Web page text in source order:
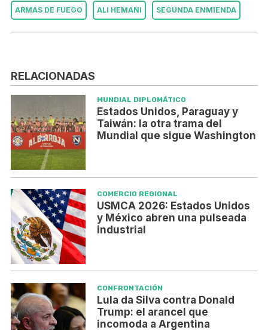
ARMAS DE FUEGO ALI HEMANI SEGUNDA ENMIENDA
RELACIONADAS
MUNDIAL DIPLOMÁTICO
Estados Unidos, Paraguay y
Taiwán: la otra trama del
Mundial que sigue Washington
COMERCIO REGIONAL
USMCA 2026: Estados Unidos
y México abren una pulseada
industrial
CONFRONTACIÓN
Lula da Silva contra Donald
Trump: el arancel que
incomoda a Argentina